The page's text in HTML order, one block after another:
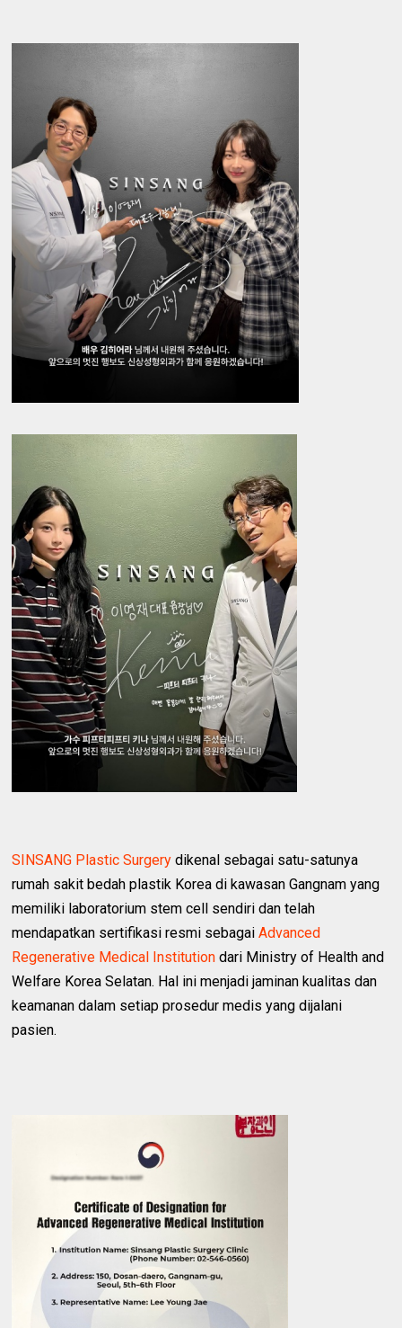
SINSANG Plastic Surgery dikenal sebagai satu-satunya
rumah sakit bedah plastik Korea di kawasan Gangnam yang
memiliki laboratorium stem cell sendiri dan telah
mendapatkan sertifikasi resmi sebagaiAdvanced
Regenerative Medical Institution dari Ministry of Health and
Welfare Korea Selatan. Hal ini menjadi jaminan kualitas dan
keamanan dalam setiap prosedur medis yang dijalani
pasien.